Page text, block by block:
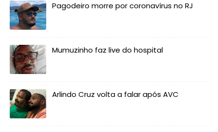
Pagodeiro morre por coronavírus no RJ
Mumuzinho faz live do hospital
Arlindo Cruz volta a falar após AVC